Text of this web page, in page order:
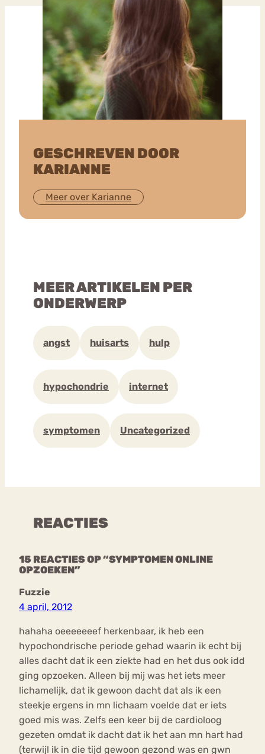
GESCHREVEN DOOR
KARIANNE
Meer over Karianne
MEER ARTIKELEN PER
ONDERWERP
angst huisarts hulp
hypochondrie internet
symptomen Uncategorized
REACTIES
15 REACTIES OP “SYMPTOMEN ONLINE
OPZOEKEN”
Fuzzie
4 april, 2012
hahaha oeeeeeeef herkenbaar, ik heb een
hypochondrische periode gehad waarin ik echt bij
alles dacht dat ik een ziekte had en het dus ook idd
ging opzoeken. Alleen bij mij was het iets meer
lichamelijk, dat ik gewoon dacht dat als ik een
steekje ergens in mn lichaam voelde dat er iets
goed mis was. Zelfs een keer bij de cardioloog
gezeten omdat ik dacht dat ik het aan mn hart had
(terwijl ik in die tijd gewoon gezond was en gwn